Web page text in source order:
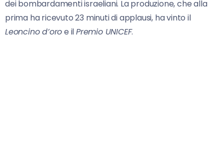
dei bombardamenti israeliani. La produzione, che alla
prima ha ricevuto 23 minuti di applausi, ha vinto il
Leoncino d’oroe ilPremio UNICEF.